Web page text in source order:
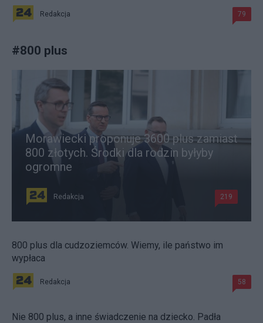
Redakcja 79
#800 plus
Morawiecki proponuje 3600 plus zamiast
800 złotych. Środki dla rodzin byłyby
ogromne
Redakcja 219
800 plus dla cudzoziemców. Wiemy, ile państwo im
wypłaca
Redakcja 58
Nie 800 plus, a inne świadczenie na dziecko. Padła